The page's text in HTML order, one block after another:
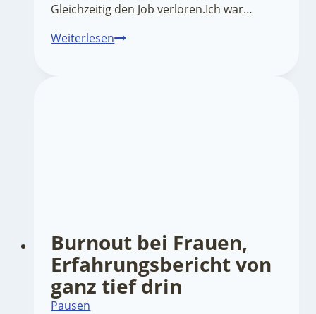
Gleichzeitig den Job verloren.Ich war…
WeiterlesenEmotionale
Burnout bei Frauen,
Erfahrungsbericht von
ganz tief drin
Pausen